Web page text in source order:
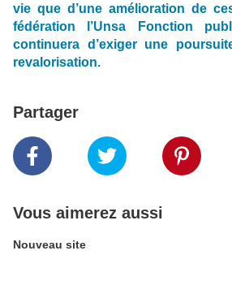
vie que d’une amélioration de
fédération l’Unsa Fonction
continuera d’exiger une
revalorisation.
Partager
Vous aimerez aussi
Nouveau site